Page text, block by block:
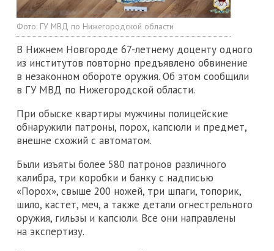
Фото: ГУ МВД по Нижегородской области
В Нижнем Новгороде 67-летнему доценту одного
из институтов повторно предъявлено обвинение
в незаконном обороте оружия. Об этом сообщили
в ГУ МВД по Нижегородской области.
При обыске квартиры мужчины полицейские
обнаружили патроны, порох, капсюли и предмет,
внешне схожий с автоматом.
Были изъяты более 580 патронов различного
калибра, три коробки и банку с надписью
«Порох», свыше 200 ножей, три шпаги, топорик,
шило, кастет, меч, а также детали огнестрельного
оружия, гильзы и капсюли. Все они направлены
на экспертизу.